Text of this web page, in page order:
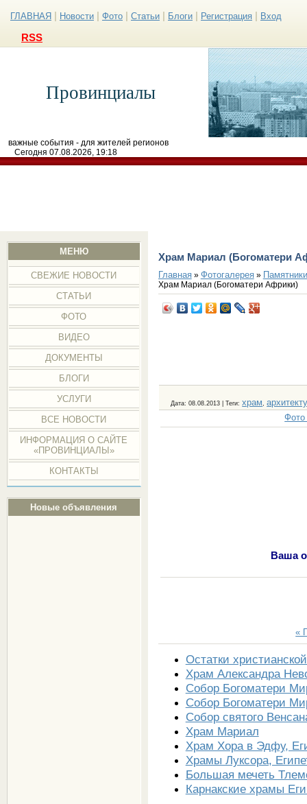
ГЛАВНАЯ Новости Фото Статьи Блоги Регистрация Вход
RSS
Провинциалы
важные события - для жителей регионов
Сегодня 07.08.2026, 19:18
МЕНЮ
СВЕЖИЕ НОВОСТИ
СТАТЬИ
ФОТО
ВИДЕО
ДОКУМЕНТЫ
БЛОГИ
УСЛУГИ
ВСЕ НОВОСТИ
ИНФОРМАЦИЯ О САЙТЕ
«ПРОВИНЦИАЛЫ»
КОНТАКТЫ
Новые объявления
Храм Мариал (Богоматери
Главная» Фотогалерея»
Храм Мариал (Богоматери Африки)
Дата: 08.08.2013 |Теги:храм ,
Фото
Ваша
«
Остатки
Храм Александра
Собор Богоматери
Собор Богоматери
Собор святого
Храм Мариал
Храм Хора в Эдфу,
Храмы Луксора,
Большая мечеть
Карнакские храмы